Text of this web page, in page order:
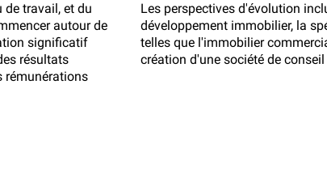
de travail, et du
autour de
significatif
résultats
rémunérations
Les perspectives d'évolution
développement immobilier, la
telles que l'immobilier
création d'une société de